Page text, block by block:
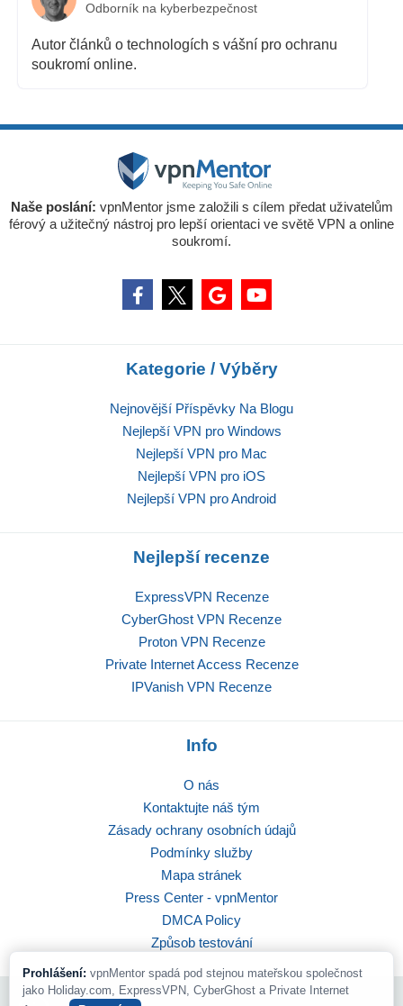
Odborník na kyberbezpečnost
Autor článků o technologích s vášní pro ochranu
soukromí online.
Naše poslání: vpnMentor jsme založili s cílem předat uživatelům
férový a užitečný nástroj pro lepší orientaci ve světě VPN a online
soukromí.
Kategorie / Výběry
Nejnovější Příspěvky Na Blogu
Nejlepší VPN pro Windows
Nejlepší VPN pro Mac
Nejlepší VPN pro iOS
Nejlepší VPN pro Android
Nejlepší recenze
ExpressVPN Recenze
CyberGhost VPN Recenze
Proton VPN Recenze
Private Internet Access Recenze
IPVanish VPN Recenze
Info
O nás
Kontaktujte náš tým
Zásady ochrany osobních údajů
Podmínky služby
Mapa stránek
Press Center - vpnMentor
DMCA Policy
Způsob testování
© 2026 vpnMentor | Všechna práva vyhrazena
Prohlášení: vpnMentor spadá pod stejnou mateřskou společnost
jako Holiday.com, ExpressVPN, CyberGhost a Private Internet